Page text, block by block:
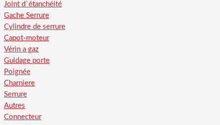
Joint d`étanchéité
Gache Serrure
Cylindre de serrure
Capot-moteur
Vérin a gaz
Guidage porte
Poignée
Charniere
Serrure
Autres
Connecteur